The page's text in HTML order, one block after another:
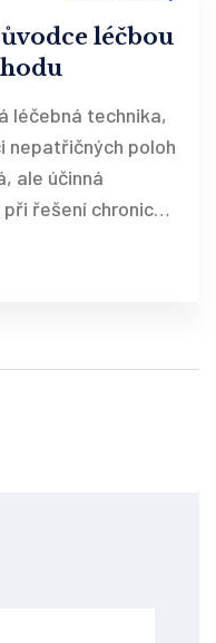
léčbou
léčebná technika,
nepatřičných poloh
ale účinná
řešení chronické
článku se